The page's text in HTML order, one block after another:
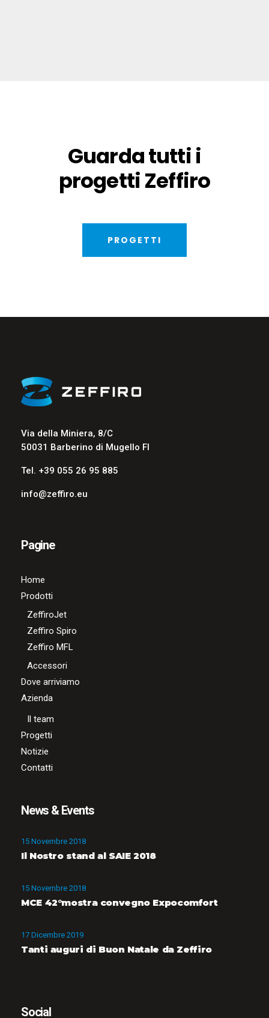
Guarda tutti i
progetti Zeffiro
PROGETTI
Via della Miniera, 8/C
50031 Barberino di Mugello FI
Tel. +39 055 26 95 885
info@zeffiro.eu
Pagine
Home
Prodotti
ZeffiroJet
Zeffiro Spiro
Zeffiro MFL
Accessori
Dove arriviamo
Azienda
Il team
Progetti
Notizie
Contatti
News & Events
15 Novembre 2018
Il Nostro stand al SAIE 2018
15 Novembre 2018
MCE 42°mostra convegno Expocomfort
17 Dicembre 2019
Tanti auguri di Buon Natale da Zeffiro
Social